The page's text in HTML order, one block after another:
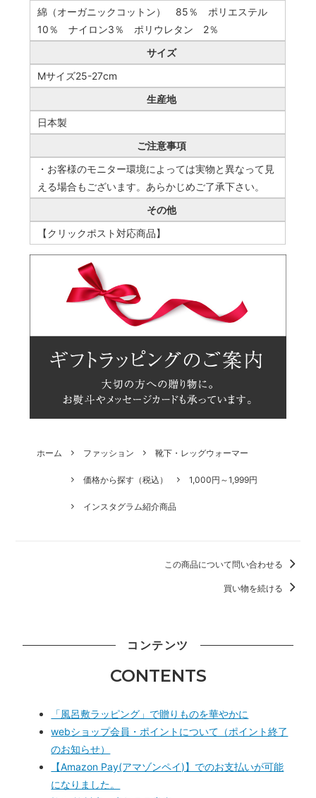
綿（オーガニックコットン） 85％ ポリエステル
10％ ナイロン3％ ポリウレタン 2％
サイズ
Mサイズ25-27cm
生産地
日本製
ご注意事項
・お客様のモニター環境によっては実物と異なって見
える場合もございます。あらかじめご了承下さい。
その他
【クリックポスト対応商品】
ホーム ファッション 靴下・レッグウォーマー
価格から探す（税込） 1,000円～1,999円
インスタグラム紹介商品
この商品について問い合わせる
買い物を続ける
コンテンツ
CONTENTS
「風呂敷ラッピング」で贈りものを華やかに
webショップ会員・ポイントについて（ポイント終了
のお知らせ）
【Amazon Pay(アマゾンペイ)】でのお支払いが可能
になりました。